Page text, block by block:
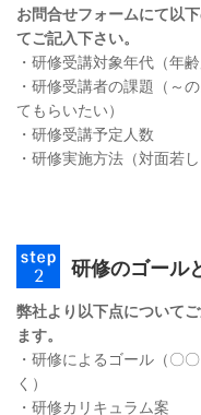
お問合せフォームにて以
てご記入下さい。
・研修受講対象年代（年齢
・研修受講者の課題（～
てもらいたい）
・研修受講予定人数
・研修実施方法（対面若
研修のゴール
弊社より以下点について
ます。
・研修によるゴール（〇
く）
・研修カリキュラム案